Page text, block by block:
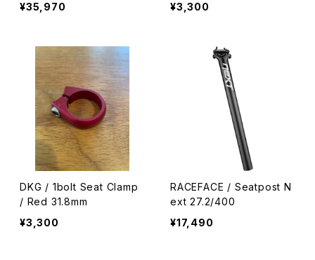
¥35,970
¥3,300
DKG / 1bolt Seat Clamp
/ Red 31.8mm
¥3,300
RACEFACE / Seatpost N
ext 27.2/400
¥17,490